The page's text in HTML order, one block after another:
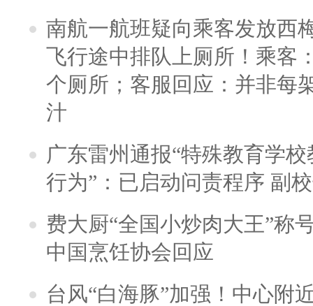
南航一航班疑向乘客发放西
飞行途中排队上厕所！乘客
个厕所；客服回应：并非每
汁
广东雷州通报“特殊教育学
行为”：已启动问责程序 副
费大厨“全国小炒肉大王”称
中国烹饪协会回应
台风“白海豚”加强！中心附